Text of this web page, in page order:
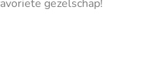
gezelschap!